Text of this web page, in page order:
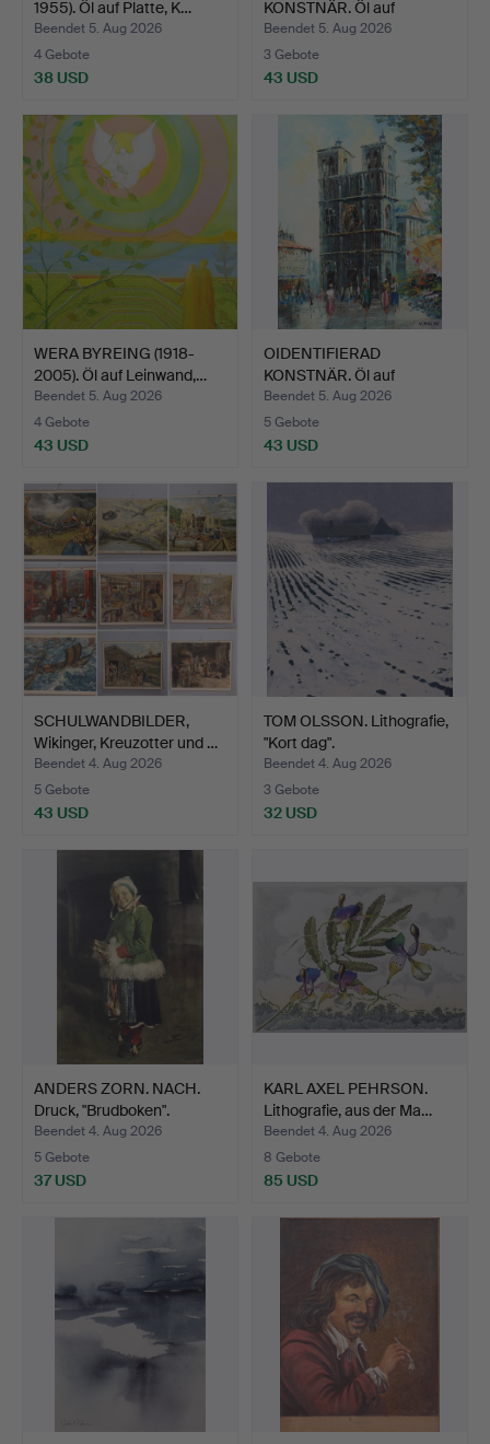
1955). Öl auf Platte, K…
Beendet 5. Aug 2026
4 Gebote
38 USD
KONSTNÄR. Öl auf
Leinwand, B…
Beendet 5. Aug 2026
3 Gebote
43 USD
WERA BYREING (1918-
2005). Öl auf Leinwand,…
Beendet 5. Aug 2026
4 Gebote
43 USD
OIDENTIFIERAD
KONSTNÄR. Öl auf
Leinwand, M…
Beendet 5. Aug 2026
5 Gebote
43 USD
SCHULWANDBILDER,
Wikinger, Kreuzotter und …
Beendet 4. Aug 2026
5 Gebote
43 USD
TOM OLSSON. Lithografie,
"Kort dag".
Beendet 4. Aug 2026
3 Gebote
32 USD
ANDERS ZORN. NACH.
Druck, "Brudboken".
Beendet 4. Aug 2026
5 Gebote
37 USD
KARL AXEL PEHRSON.
Lithografie, aus der Ma…
Beendet 4. Aug 2026
8 Gebote
85 USD